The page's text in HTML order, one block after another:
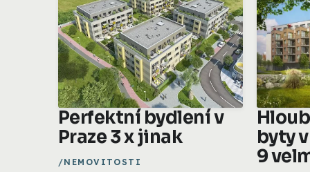
Perfektní bydlení v
Praze 3 x jinak
NEMOVITOSTI
byty
9